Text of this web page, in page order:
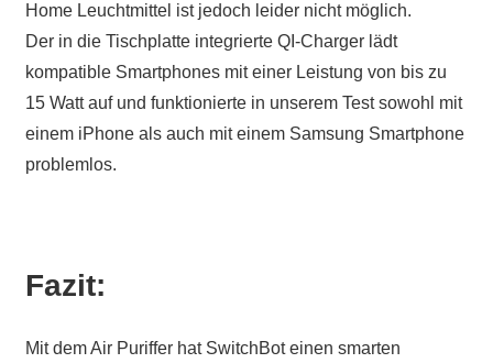
Home Leuchtmittel ist jedoch leider nicht möglich.
Der in die Tischplatte integrierte QI-Charger lädt
kompatible Smartphones mit einer Leistung von bis zu
15 Watt auf und funktionierte in unserem Test sowohl mit
einem iPhone als auch mit einem Samsung Smartphone
problemlos.
Fazit:
Mit dem Air Puriffer hat SwitchBot einen smarten